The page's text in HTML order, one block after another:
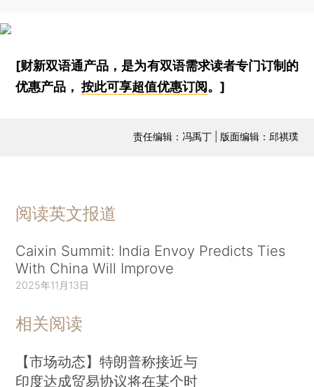
[财新双语通产品，是为有双语需求读者专门订制的
优惠产品，按此可享超值优惠订阅 。]
责任编辑：冯禹丁 | 版面编辑：邱祺璞
阅读英文报道
Caixin Summit: India Envoy Predicts Ties
With China Will Improve
2025年11月13日
相关阅读
【市场动态】特朗普称接近与
印度达成贸易协议将在某个时